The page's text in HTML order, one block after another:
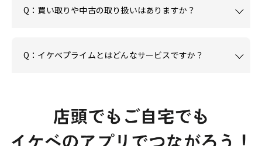
Q：買い取りや中古の取り扱いはありますか？
Q：イケベプライムとはどんなサービスですか？